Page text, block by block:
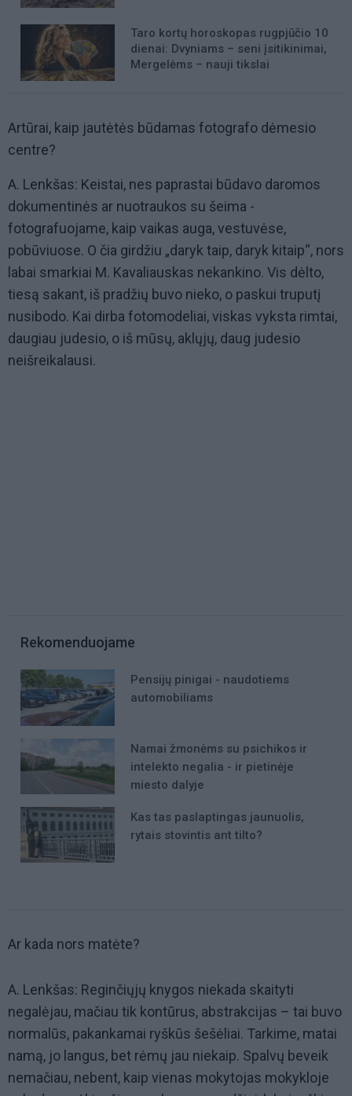
Taro kortų horoskopas rugpjūčio 10
dienai: Dvyniams – seni įsitikinimai,
Mergelėms – nauji tikslai
Artūrai, kaip jautėtės būdamas fotografo dėmesio
centre?
A. Lenkšas: Keistai, nes paprastai būdavo daromos
dokumentinės ar nuotraukos su šeima -
fotografuojame, kaip vaikas auga, vestuvėse,
pobūviuose. O čia girdžiu „daryk taip, daryk kitaip“, nors
labai smarkiai M. Kavaliauskas nekankino. Vis dėlto,
tiesą sakant, iš pradžių buvo nieko, o paskui truputį
nusibodo. Kai dirba fotomodeliai, viskas vyksta rimtai,
daugiau judesio, o iš mūsų, aklųjų, daug judesio
neišreikalausi.
Rekomenduojame
Pensijų pinigai - naudotiems
automobiliams
Namai žmonėms su psichikos ir
intelekto negalia - ir pietinėje
miesto dalyje
Kas tas paslaptingas jaunuolis,
rytais stovintis ant tilto?
Ar kada nors matėte?
A. Lenkšas: Reginčiųjų knygos niekada skaityti
negalėjau, mačiau tik kontūrus, abstrakcijas – tai buvo
normalūs, pakankamai ryškūs šešėliai. Tarkime, matai
namą, jo langus, bet rėmų jau niekaip. Spalvų beveik
nemačiau, nebent, kaip vienas mokytojas mokykloje